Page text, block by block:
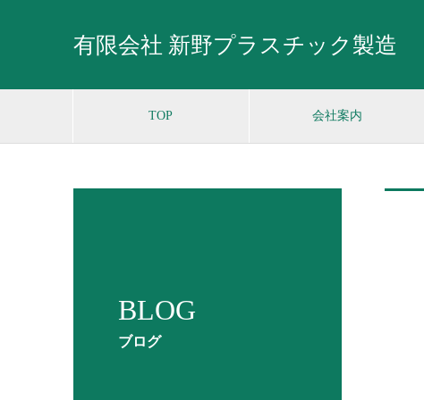
有限会社 新野プラスチック製造
TOP 会社案内
BLOG
ブログ